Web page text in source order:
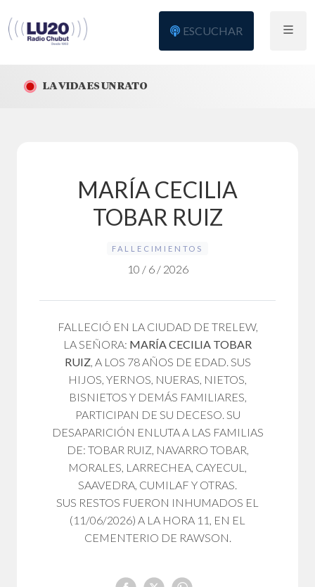
ESCUCHAR
LA VIDA ES UN RATO
MARÍA CECILIA
TOBAR RUIZ
FALLECIMIENTOS
10 / 6 / 2026
FALLECIÓ EN LA CIUDAD DE TRELEW,
LA SEÑORA: MARÍA CECILIA TOBAR
RUIZ, A LOS 78 AÑOS DE EDAD. SUS
HIJOS, YERNOS, NUERAS, NIETOS,
BISNIETOS Y DEMÁS FAMILIARES,
PARTICIPAN DE SU DECESO. SU
DESAPARICIÓN ENLUTA A LAS FAMILIAS
DE: TOBAR RUIZ, NAVARRO TOBAR,
MORALES, LARRECHEA, CAYECUL,
SAAVEDRA, CUMILAF Y OTRAS.
SUS RESTOS FUERON INHUMADOS EL
(11/06/2026) A LA HORA 11, EN EL
CEMENTERIO DE RAWSON.